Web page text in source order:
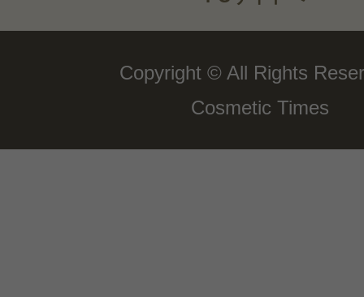
Copyright © All Rights
Cosmetic Times